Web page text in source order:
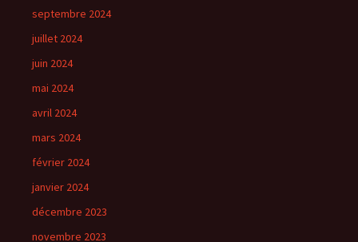
septembre 2024
juillet 2024
juin 2024
mai 2024
avril 2024
mars 2024
février 2024
janvier 2024
décembre 2023
novembre 2023